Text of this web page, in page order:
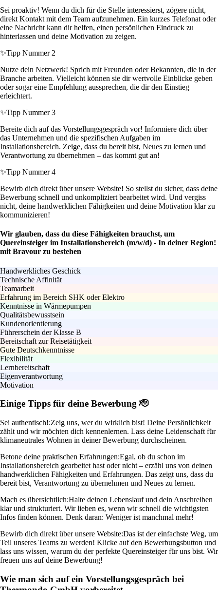
Sei proaktiv! Wenn du dich für die Stelle interessierst, zögere nicht,
direkt Kontakt mit dem Team aufzunehmen. Ein kurzes Telefonat oder
eine Nachricht kann dir helfen, einen persönlichen Eindruck zu
hinterlassen und deine Motivation zu zeigen.
✨Tipp Nummer 2
Nutze dein Netzwerk! Sprich mit Freunden oder Bekannten, die in der
Branche arbeiten. Vielleicht können sie dir wertvolle Einblicke geben
oder sogar eine Empfehlung aussprechen, die dir den Einstieg
erleichtert.
✨Tipp Nummer 3
Bereite dich auf das Vorstellungsgespräch vor! Informiere dich über
das Unternehmen und die spezifischen Aufgaben im
Installationsbereich. Zeige, dass du bereit bist, Neues zu lernen und
Verantwortung zu übernehmen – das kommt gut an!
✨Tipp Nummer 4
Bewirb dich direkt über unsere Website! So stellst du sicher, dass deine
Bewerbung schnell und unkompliziert bearbeitet wird. Und vergiss
nicht, deine handwerklichen Fähigkeiten und deine Motivation klar zu
kommunizieren!
Wir glauben, dass du diese Fähigkeiten brauchst, um
Quereinsteiger im Installationsbereich (m/w/d) - In deiner Region!
mit Bravour zu bestehen
Handwerkliches Geschick
Technische Affinität
Teamarbeit
Erfahrung im Bereich SHK oder Elektro
Kenntnisse in Wärmepumpen
Qualitätsbewusstsein
Kundenorientierung
Führerschein der Klasse B
Bereitschaft zur Reisetätigkeit
Gute Deutschkenntnisse
Flexibilität
Lernbereitschaft
Eigenverantwortung
Motivation
Einige Tipps für deine Bewerbung 🫡
Sei authentisch!:Zeig uns, wer du wirklich bist! Deine Persönlichkeit
zählt und wir möchten dich kennenlernen. Lass deine Leidenschaft für
klimaneutrales Wohnen in deiner Bewerbung durchscheinen.
Betone deine praktischen Erfahrungen:Egal, ob du schon im
Installationsbereich gearbeitet hast oder nicht – erzähl uns von deinen
handwerklichen Fähigkeiten und Erfahrungen. Das zeigt uns, dass du
bereit bist, Verantwortung zu übernehmen und Neues zu lernen.
Mach es übersichtlich:Halte deinen Lebenslauf und dein Anschreiben
klar und strukturiert. Wir lieben es, wenn wir schnell die wichtigsten
Infos finden können. Denk daran: Weniger ist manchmal mehr!
Bewirb dich direkt über unsere Website:Das ist der einfachste Weg, um
Teil unseres Teams zu werden! Klicke auf den Bewerbungsbutton und
lass uns wissen, warum du der perfekte Quereinsteiger für uns bist. Wir
freuen uns auf deine Bewerbung!
Wie man sich auf ein Vorstellungsgespräch bei